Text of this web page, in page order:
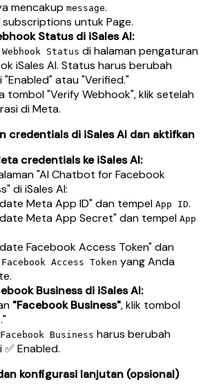
mencakup message.
subscriptions untuk Page.
Status di iSales AI:
Webhook Status di halaman pengaturan
iSales AI. Status harus berubah
"Enabled" atau "Verified."
tombol "Verify Webhook", klik setelah
di Meta.
credentials di iSales AI dan aktifkan
credentials ke iSales AI:
"AI Chatbot for Facebook
di iSales AI:
Meta App ID" dan tempel App ID.
Meta App Secret" dan tempel App
Facebook Access Token" dan
Facebook Access Token yang Anda
Business di iSales AI:
"Facebook Business", klik tombol
Facebook Business harus berubah
✅ Enabled.
konfigurasi lanjutan (opsional)